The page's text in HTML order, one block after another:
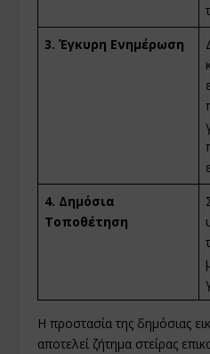
3. Έγκυρη Ενημέρωση
4. Δημόσια
Τοποθέτηση
Η προστασία της δημόσιας
αποτελεί ζήτημα στείρας